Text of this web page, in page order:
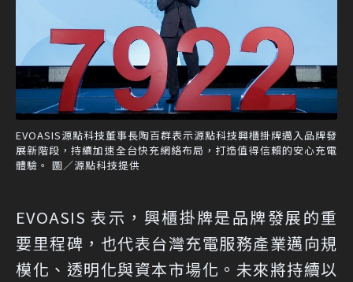
EVOASIS源點科技董事長陶百群表示源點科技興櫃掛牌邁入品牌發
展新階段，持續加速全台快充網絡布局，打造值得信賴的安心充電
體驗。 圖／源點科技提供
EVOASIS 表示，興櫃掛牌是品牌發展的重
要里程碑，也代表台灣充電服務產業邁向規
模化、透明化與資本市場化。未來將持續以